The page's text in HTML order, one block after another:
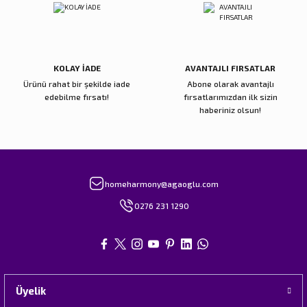
KOLAY İADE
Ürünü rahat bir şekilde iade
edebilme fırsatı!
AVANTAJLI FIRSATLAR
Abone olarak avantajlı
fırsatlarımızdan ilk sizin
haberiniz olsun!
homeharmony@agaoglu.com
0276 231 1290
Üyelik